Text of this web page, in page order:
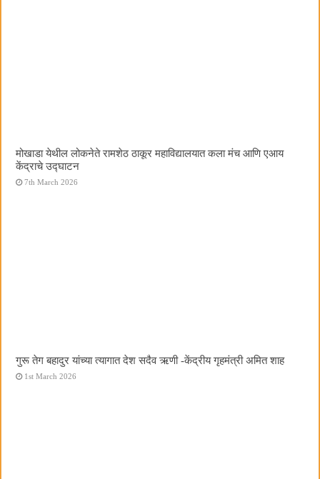
मोखाडा येथील लोकनेते रामशेठ ठाकूर महाविद्यालयात कला मंच आणि एआय
केंद्राचे उद्घाटन
7th March 2026
गुरू तेग बहादुर यांच्या त्यागात देश सदैव ऋणी -केंद्रीय गृहमंत्री अमित शाह
1st March 2026